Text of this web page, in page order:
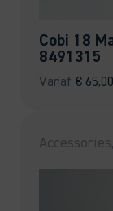
Cobi 18
8491315
Vanaf € 65,00